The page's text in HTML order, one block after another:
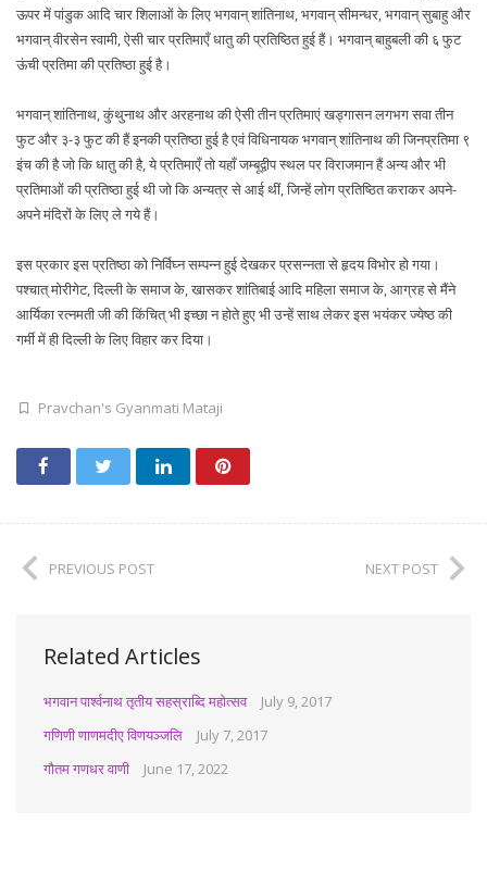
ऊपर में पांडुक आदि चार शिलाओं के लिए भगवान् शांतिनाथ, भगवान् सीमन्धर, भगवान् सुबाहु और
भगवान् वीरसेन स्वामी, ऐसी चार प्रतिमाएँ धातु की प्रतिष्ठित हुई हैं। भगवान् बाहुबली की ६ फुट
ऊंची प्रतिमा की प्रतिष्ठा हुई है।
भगवान् शांतिनाथ, कुंथुनाथ और अरहनाथ की ऐसी तीन प्रतिमाएं खड्गासन लगभग सवा तीन
फुट और ३-३ फुट की हैं इनकी प्रतिष्ठा हुई है एवं विधिनायक भगवान् शांतिनाथ की जिनप्रतिमा ९
इंच की है जो कि धातु की है, ये प्रतिमाएँ तो यहाँ जम्बूद्वीप स्थल पर विराजमान हैं अन्य और भी
प्रतिमाओं की प्रतिष्ठा हुई थी जो कि अन्यत्र से आई थीं, जिन्हें लोग प्रतिष्ठित कराकर अपने-
अपने मंदिरों के लिए ले गये हैं।
इस प्रकार इस प्रतिष्ठा को निर्विघ्न सम्पन्न हुई देखकर प्रसन्नता से हृदय विभोर हो गया।
पश्चात् मोरीगेट, दिल्ली के समाज के, खासकर शांतिबाई आदि महिला समाज के, आग्रह से मैंने
आर्यिका रत्नमती जी की किंचित् भी इच्छा न होते हुए भी उन्हें साथ लेकर इस भयंकर ज्येष्ठ की
गर्मी में ही दिल्ली के लिए विहार कर दिया।
Pravchan's Gyanmati Mataji
PREVIOUS POST NEXT POST
Related Articles
भगवान पार्श्वनाथ तृतीय सहस्राब्दि महोत्सव
July 9, 2017
गणिणी णाणमदीए विणयञ्जलि
July 7, 2017
गौतम गणधर वाणी
June 17, 2022